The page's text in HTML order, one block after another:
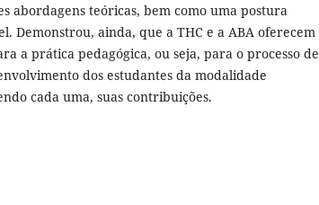
abordagens teóricas, bem como uma postura
Demonstrou, ainda, que a THC e a ABA oferecem
a prática pedagógica, ou seja, para o processo de
dos estudantes da modalidade
cada uma, suas contribuições.